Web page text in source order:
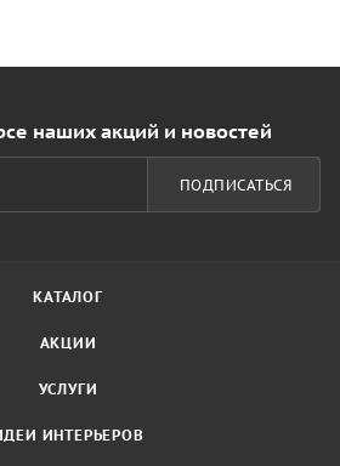
наших акций и новостей
ПОДПИСАТЬСЯ
КАТАЛОГ
АКЦИИ
УСЛУГИ
ИНТЕРЬЕРОВ